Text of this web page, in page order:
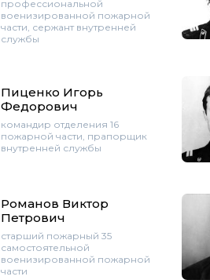
профессиональной
военизированной пожарной
части, сержант внутренней
службы
Пиценко Игорь
Федорович
командир отделения 16
пожарной части, прапорщик
внутренней службы
Романов Виктор
Петрович
старший пожарный 35
самостоятельной
военизированной пожарной
части